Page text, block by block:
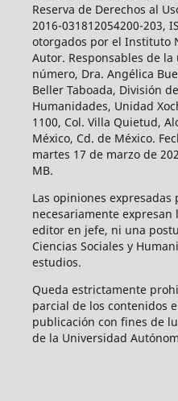
Reserva de Derechos al
2016-031812054200-203,
otorgados por el Instituto
Autor. Responsables de
número, Dra. Angélica
Beller Taboada, División
Humanidades, Unidad
1100, Col. Villa Quietud,
México, Cd. de México.
martes 17 de marzo de
MB.
Las opiniones expresadas
necesariamente
editor en jefe, ni una
Ciencias Sociales y
estudios.
Queda estrictamente
parcial de los contenidos
publicación con fines de
de la Universidad